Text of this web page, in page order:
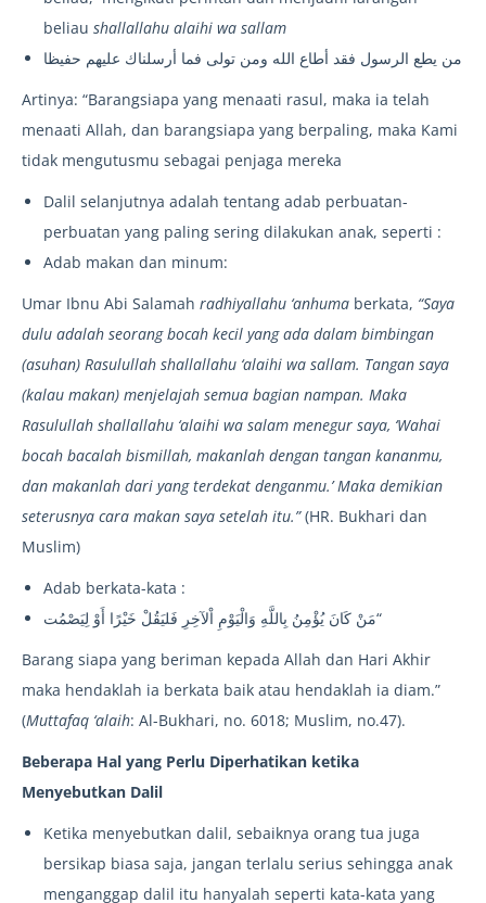
beliau shallallahu alaihi wa sallam
من يطع الرسول فقد أطاع الله ومن تولى فما أرسلناك عليهم حفيظا
Artinya: “Barangsiapa yang menaati rasul, maka ia telah
menaati Allah, dan barangsiapa yang berpaling, maka Kami
tidak mengutusmu sebagai penjaga mereka
Dalil selanjutnya adalah tentang adab perbuatan-
perbuatan yang paling sering dilakukan anak, seperti :
Adab makan dan minum:
Umar Ibnu Abi Salamah radhiyallahu ‘anhuma berkata, “Saya
dulu adalah seorang bocah kecil yang ada dalam bimbingan
(asuhan) Rasulullah shallallahu ‘alaihi wa sallam. Tangan saya
(kalau makan) menjelajah semua bagian nampan. Maka
Rasulullah shallallahu ‘alaihi wa salam menegur saya, ‘Wahai
bocah bacalah bismillah, makanlah dengan tangan kananmu,
dan makanlah dari yang terdekat denganmu.’ Maka demikian
seterusnya cara makan saya setelah itu.”(HR. Bukhari dan
Muslim)
Adab berkata-kata :
مَنْ كَانَ يُؤْمِنُ بِاللَّهِ وَالْيَوْمِ اْلآخِرِ فَليَقُلْ خَيْرًا أَوْ لِيَصْمُت“
Barang siapa yang beriman kepada Allah dan Hari Akhir
maka hendaklah ia berkata baik atau hendaklah ia diam.”
(Muttafaq ‘alaih: Al-Bukhari, no. 6018; Muslim, no.47).
Beberapa Hal yang Perlu Diperhatikan ketika
Menyebutkan Dalil
Ketika menyebutkan dalil, sebaiknya orang tua juga
bersikap biasa saja, jangan terlalu serius sehingga anak
menganggap dalil itu hanyalah seperti kata-kata yang